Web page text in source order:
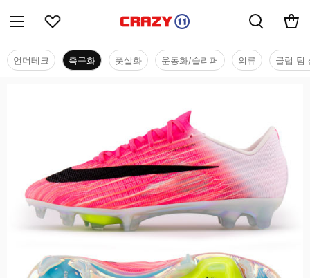
언더테크 축구화 풋살화 운동화/슬리퍼 의류 클럽 팀